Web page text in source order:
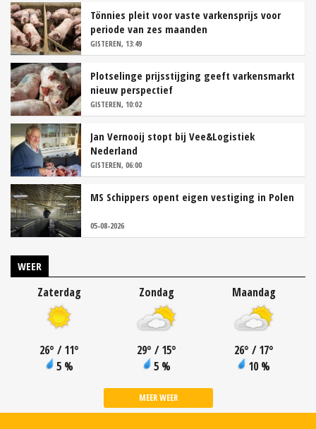
Tönnies pleit voor vaste varkensprijs voor
periode van zes maanden
GISTEREN, 13:49
Plotselinge prijsstijging geeft varkensmarkt
nieuw perspectief
GISTEREN, 10:02
Jan Vernooij stopt bij Vee&Logistiek
Nederland
GISTEREN, 06:00
MS Schippers opent eigen vestiging in Polen
05-08-2026
WEER
Zaterdag
26° / 11°
5 %
Zondag
29° / 15°
5 %
Maandag
26° / 17°
10 %
MEER WEER